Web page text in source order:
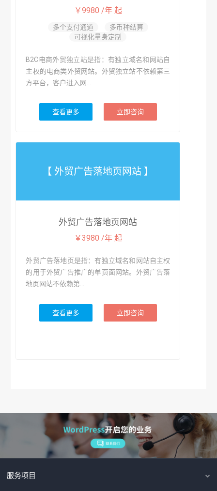
￥9980 /年 起
多个支付通道
多币种结算
可视化量身定制
B2C电商外贸独立站是指：有独立域名和网站自
主权的电商类外贸网站。外贸独立站不依赖第三
方平台，客户进入网...
查看更多 立即咨询
【 外贸广告落地页网站 】
外贸广告落地页网站
￥3980 /年 起
外贸广告落地页是指：有独立域名和网站自主权
的用于外贸广告推广的单页面网站。外贸广告落
地页网站不依赖第...
查看更多 立即咨询
服务项目